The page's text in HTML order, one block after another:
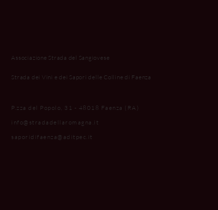
Associazione Strada del Sangiovese
Strada dei Vini e dei Sapori delle Colline di Faenza
P.zza del Popolo, 31 - 48018 Faenza (RA)
info@stradadellaromagna.it
saporidifaenza@aditpec.it